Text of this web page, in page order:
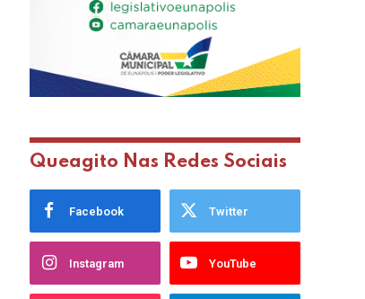
Queagito Nas Redes Sociais
Facebook Twitter
Instagram YouTube